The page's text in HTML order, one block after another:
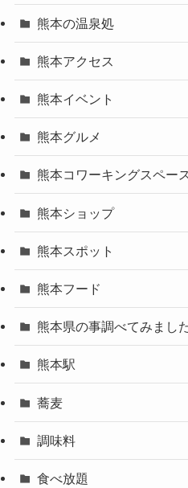
熊本の温泉処
熊本アクセス
熊本イベント
熊本グルメ
熊本コワーキングスペー
熊本ショップ
熊本スポット
熊本フード
熊本県の事調べてみました
熊本駅
蕎麦
調味料
食べ放題